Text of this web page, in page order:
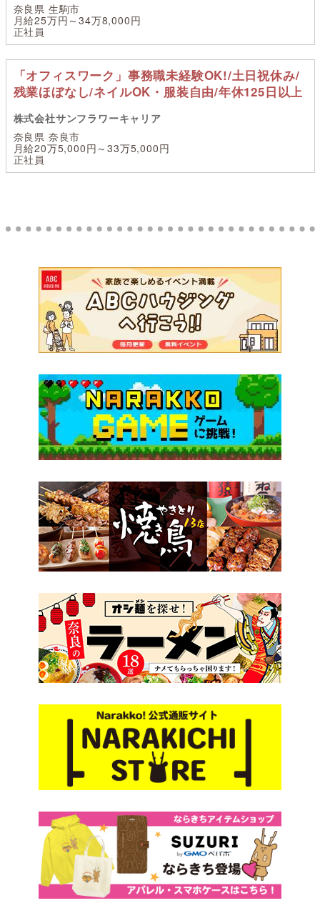
奈良県 生駒市
月給25万円～34万8,000円
正社員
「オフィスワーク」事務職未経験OK!/土日祝休み/
残業ほぼなし/ネイルOK・服装自由/年休125日以上
株式会社サンフラワーキャリア
奈良県 奈良市
月給20万5,000円～33万5,000円
正社員